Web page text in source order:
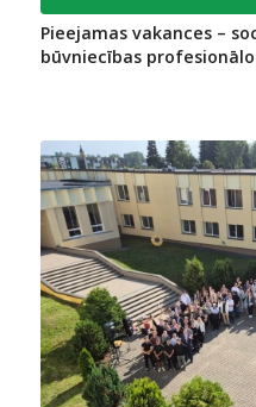
Pieejamas vakances –
būvniecības